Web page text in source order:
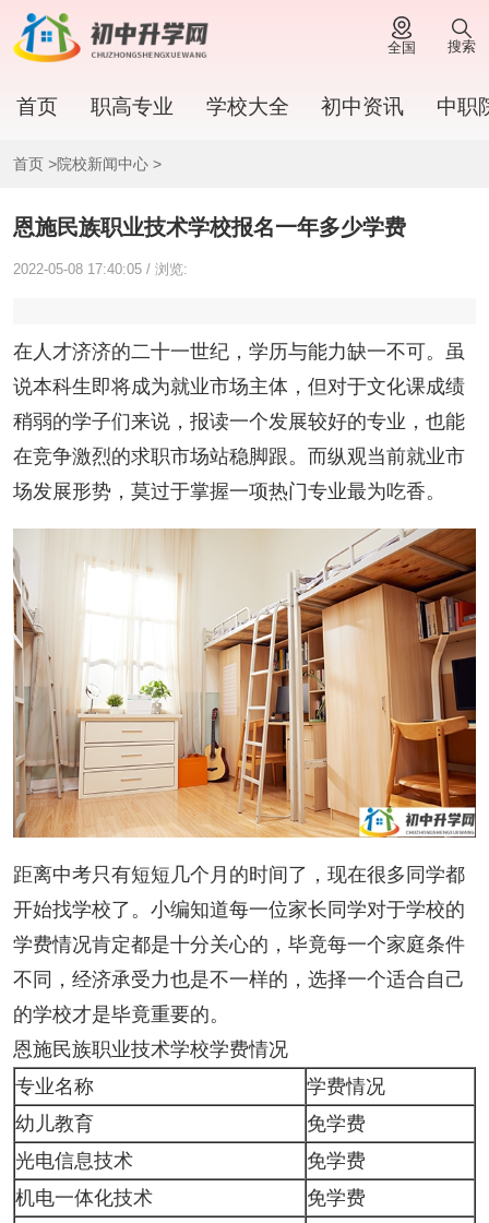
全国 搜索
首页 职高专业 学校大全 初中资讯 中职
首页 >院校新闻中心>
恩施民族职业技术学校报名一年多少学费
2022-05-08 17:40:05 / 浏览:
在人才济济的二十一世纪，学历与能力缺一不可。虽
说本科生即将成为就业市场主体，但对于文化课成绩
稍弱的学子们来说，报读一个发展较好的专业，也能
在竞争激烈的求职市场站稳脚跟。而纵观当前就业市
场发展形势，莫过于掌握一项热门专业最为吃香。
距离中考只有短短几个月的时间了，现在很多同学都
开始找学校了。小编知道每一位家长同学对于学校的
学费情况肯定都是十分关心的，毕竟每一个家庭条件
不同，经济承受力也是不一样的，选择一个适合自己
的学校才是毕竟重要的。
恩施民族职业技术学校学费情况
专业名称
学费情况
幼儿教育
免学费
光电信息技术
免学费
机电一体化技术
免学费